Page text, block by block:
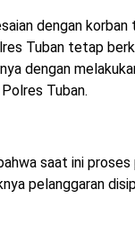
dengan
Tuban tetap
dengan
Tuban.
saat ini
pelanggaran